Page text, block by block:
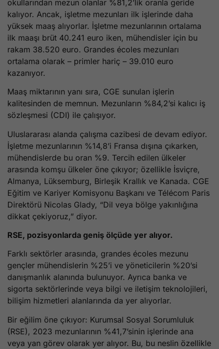
okullarından mezun olanlar %81,2’lik oranla geride
kalıyor. Ancak, işletme mezunları ilk işlerinde daha
yüksek maaş alıyorlar. İşletme mezunlarının ortalama
ilk maaşı brüt 40.241 euro iken, mühendisler için bu
rakam 38.520 euro. Grandes écoles mezunları
ortalama olarak – primler hariç – 39.010 euro
kazanıyor.
Maaş miktarının yanı sıra, CGE sunulan işlerin
kalitesinden de memnun. Mezunların %84,2’si kalıcı iş
sözleşmesi (CDI) ile çalışıyor.
Uluslararası alanda çalışma cazibesi de devam ediyor.
İşletme mezunlarının %14,8’i Fransa dışına çıkarken,
mühendislerde bu oran %9. Tercih edilen ülkeler
arasında komşu ülkeler öne çıkıyor; özellikle İsviçre,
Almanya, Lüksemburg, Birleşik Krallık ve Kanada. CGE
Eğitim ve Kariyer Komisyonu Başkanı ve Télécom Paris
Direktörü Nicolas Glady, “Dil veya bölge yakınlığına
dikkat çekiyoruz,” diyor.
RSE, pozisyonlarda geniş ölçüde yer alıyor.
Farklı sektörler arasında, grandes écoles mezunu
gençler mühendislerin %25’i ve yöneticilerin %20’si
danışmanlık alanında bulunuyor. Ayrıca banka ve
sigorta sektörlerinde veya bilgi ve iletişim teknolojileri,
bilişim hizmetleri alanlarında da yer alıyorlar.
Bir eğilim öne çıkıyor: Kurumsal Sosyal Sorumluluk
(RSE), 2023 mezunlarının %41,7’sinin işlerinde ana
veya yan görev olarak yer alıyor. Bu, bu neslin özellikle